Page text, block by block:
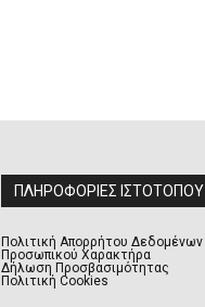
ΠΛΗΡΟΦΟΡΙΕΣ ΙΣΤΟΤΟΠΟΥ
Πολιτική Απορρήτου Δεδομένων
Προσωπικού Χαρακτήρα
Δήλωση Προσβασιμότητας
Πολιτική Cookies